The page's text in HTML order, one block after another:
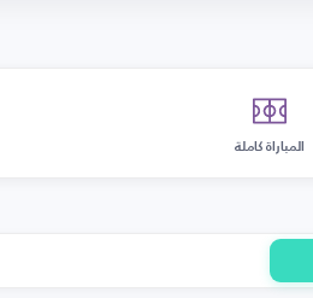
المباراة كاملة